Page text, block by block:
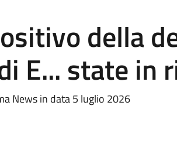
della
E... state in
News in data 5 luglio 2026